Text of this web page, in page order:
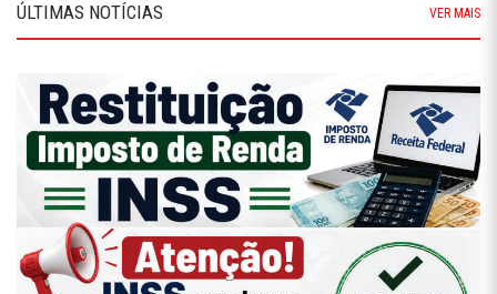
ÚLTIMAS NOTÍCIAS VER MAIS